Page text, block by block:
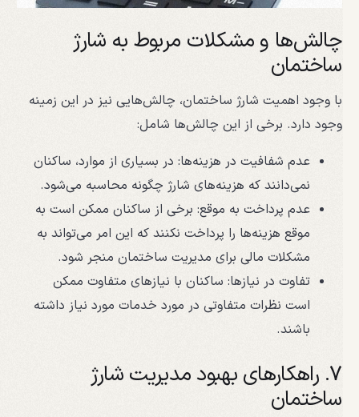
چالش‌ها و مشکلات مربوط به شارژ
ساختمان
با وجود اهمیت شارژ ساختمان، چالش‌هایی نیز در این زمینه
وجود دارد. برخی از این چالش‌ها شامل:
عدم شفافیت در هزینه‌ها: در بسیاری از موارد، ساکنان
نمی‌دانند که هزینه‌های شارژ چگونه محاسبه می‌شود.
عدم پرداخت به موقع: برخی از ساکنان ممکن است به
موقع هزینه‌ها را پرداخت نکنند که این امر می‌تواند به
مشکلات مالی برای مدیریت ساختمان منجر شود.
تفاوت در نیازها: ساکنان با نیازهای متفاوت ممکن
است نظرات متفاوتی در مورد خدمات مورد نیاز داشته
باشند.
7. راهکارهای بهبود مدیریت شارژ
ساختمان